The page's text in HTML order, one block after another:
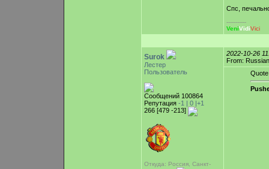
Спс,
-----------
VeniVidiVici
Surok
Лестер
Пользователь
Сообщений 100864
Репутация -1 | 0 |+1
266 [479 -213]
Откуда: Россия, Санкт-
2022-10-26
From:
Quote